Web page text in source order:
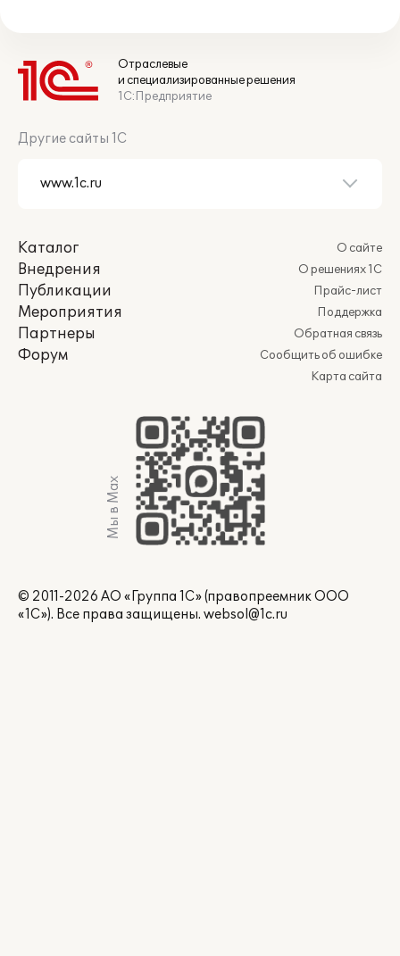
Отраслевые
и специализированные решения
1С:Предприятие
Другие сайты 1С
Каталог
Внедрения
Публикации
Мероприятия
Партнеры
Форум
О сайте
О решениях 1С
Прайс-лист
Поддержка
Обратная связь
Сообщить об ошибке
Карта сайта
Мы в Max
© 2011-2026 АО «Группа 1С» (правопреемник ООО
«1С»). Все права защищены. websol@1c.ru